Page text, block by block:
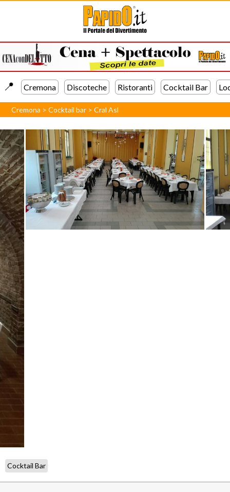
📍️ Cremona Discoteche Ristoranti Cocktail Bar
Cremona >Cocktail bar >Cral Asl
Cocktail Bar